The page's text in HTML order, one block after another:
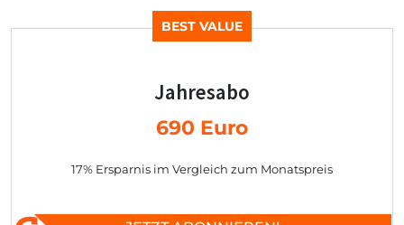
BEST VALUE
Jahresabo
690 Euro
17% Ersparnis im Vergleich zum Monatspreis